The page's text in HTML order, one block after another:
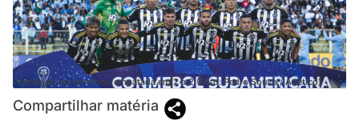
Partida de ida terminou empatada em 2 a 2 (Foto: Pedro Souza / Atlético)
Compartilhar matéria